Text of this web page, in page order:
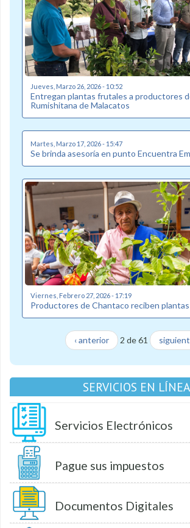
Jueves, Marzo 26, 2026 - 10:52
Entregan plantas frutales a productores
Rumishitana de Malacatos
Martes, Marzo 17, 2026 - 15:47
Se brinda asesoría en punto Encuentra
Viernes, Febrero 27, 2026 - 17:19
Productores de Chantaco reciben
‹ anterior 2 de 61
SERVICIOS EN LÍNEA
Servicios Electrónicos
Pague sus impuestos
Documentos Digitales